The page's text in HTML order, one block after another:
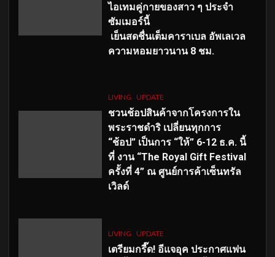
ไอเทมคู่กายของสาว ๆ ประจำ
ซัมเมอร์นี้
เย็นสดชื่นเต็มคาราเบล อัพเลเวล
ความหอมยาวนาน 8 ชม.
LIVING UPDATE
ชวนช้อปสินค้าจากโครงการใน
พระราชดำริ เปลี่ยนทุกการ
“ช้อป” เป็นการ “ให้” 6-12 ธ.ค. นี้
ที่ งาน “The Royal Gift Festival
ครั้งที่ 4” ณ ศูนย์การค้าเซ็นทรัล
เวิลด์
LIVING UPDATE
เตรียมกรี๊ด! อีแจอุค ประกาศแฟน